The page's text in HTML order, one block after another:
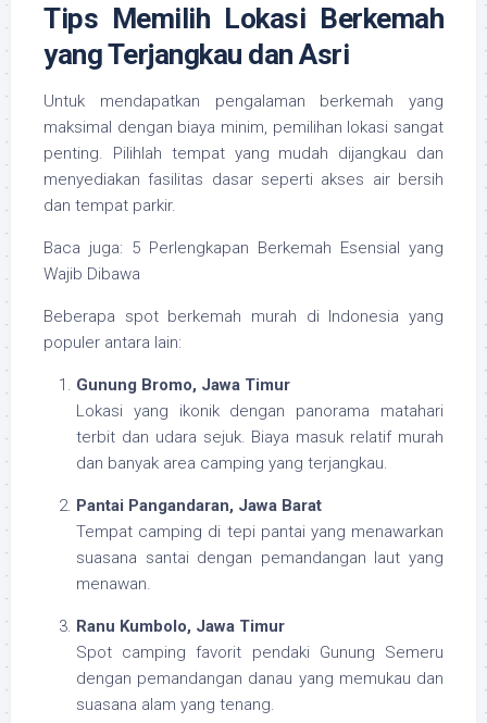
Tips Memilih Lokasi Berkemah
yang Terjangkau dan Asri
Untuk mendapatkan pengalaman berkemah yang
maksimal dengan biaya minim, pemilihan lokasi sangat
penting. Pilihlah tempat yang mudah dijangkau dan
menyediakan fasilitas dasar seperti akses air bersih
dan tempat parkir.
Baca juga: 5 Perlengkapan Berkemah Esensial yang
Wajib Dibawa
Beberapa spot berkemah murah di Indonesia yang
populer antara lain:
Gunung Bromo, Jawa Timur
Lokasi yang ikonik dengan panorama matahari
terbit dan udara sejuk. Biaya masuk relatif murah
dan banyak area camping yang terjangkau.
Pantai Pangandaran, Jawa Barat
Tempat camping di tepi pantai yang menawarkan
suasana santai dengan pemandangan laut yang
menawan.
Ranu Kumbolo, Jawa Timur
Spot camping favorit pendaki Gunung Semeru
dengan pemandangan danau yang memukau dan
suasana alam yang tenang.